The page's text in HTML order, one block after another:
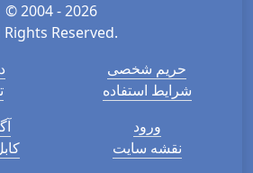
© 2004 - 2026
Rights Reserved.
حریم شخصی
شرایط استفاده
ورود
نقشه سایت